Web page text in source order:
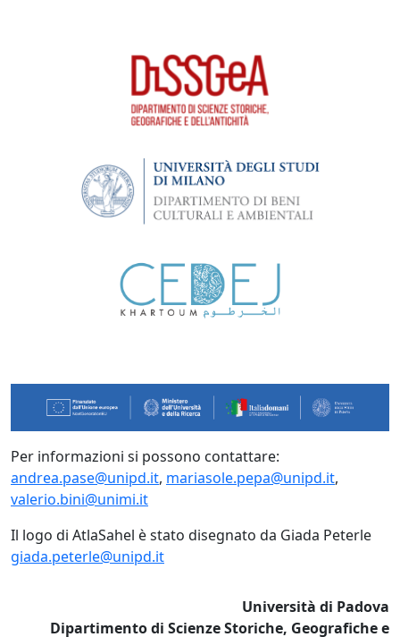
Per informazioni si possono contattare:
andrea.pase@unipd.it, mariasole.pepa@unipd.it,
valerio.bini@unimi.it
Il logo di AtlaSahel è stato disegnato da Giada Peterle
giada.peterle@unipd.it
Università di Padova
Dipartimento di Scienze Storiche, Geografiche e